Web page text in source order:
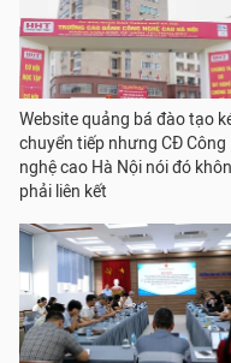
Website quảng bá đào tạo
chuyển tiếp nhưng CĐ Công
nghệ cao Hà Nội nói đó
phải liên kết